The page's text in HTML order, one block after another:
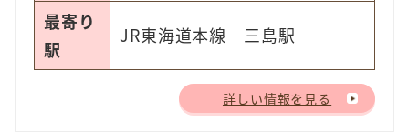
最寄り
駅
JR東海道本線 三島駅
詳しい情報を見る